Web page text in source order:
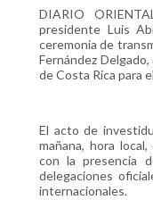
DIARIO
presidente Luis
ceremonia de
Fernández
de Costa Rica para
El acto de
mañana, hora
con la presencia
delegaciones
internacionales.